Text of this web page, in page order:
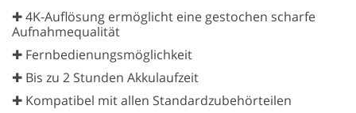
✚ 4K-Auflösung ermöglicht eine gestochen scharfe
Aufnahmequalität
✚ Fernbedienungsmöglichkeit
✚ Bis zu 2 Stunden Akkulaufzeit
✚ Kompatibel mit allen Standardzubehörteilen